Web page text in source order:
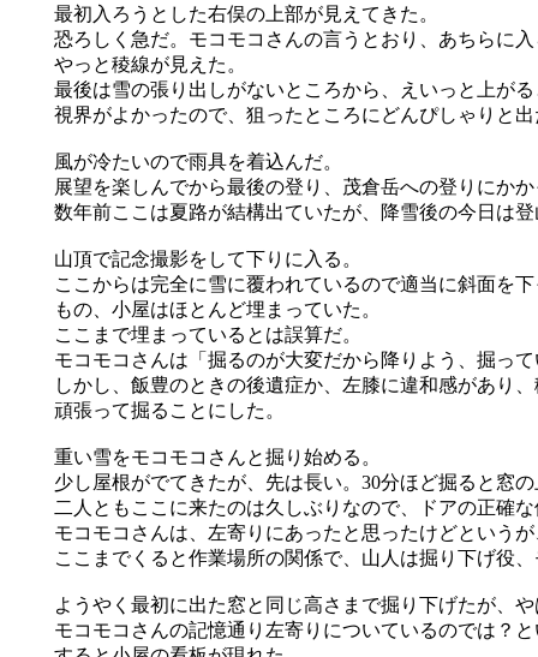
最初入ろうとした右俣の上部が見えてきた。
恐ろしく急だ。モコモコさんの言うとおり、あちらに
やっと稜線が見えた。
最後は雪の張り出しがないところから、えいっと上が
視界がよかったので、狙ったところにどんぴしゃりと
風が冷たいので雨具を着込んだ。
展望を楽しんでから最後の登り、茂倉岳への登りにか
数年前ここは夏路が結構出ていたが、降雪後の今日は
山頂で記念撮影をして下りに入る。
ここからは完全に雪に覆われているので適当に斜面を
もの、小屋はほとんど埋まっていた。
ここまで埋まっているとは誤算だ。
モコモコさんは「掘るのが大変だから降りよう、掘っ
しかし、飯豊のときの後遺症か、左膝に違和感があり
頑張って掘ることにした。
重い雪をモコモコさんと掘り始める。
少し屋根がでてきたが、先は長い。30分ほど掘ると窓
二人ともここに来たのは久しぶりなので、ドアの正確
モコモコさんは、左寄りにあったと思ったけどという
ここまでくると作業場所の関係で、山人は掘り下げ役
ようやく最初に出た窓と同じ高さまで掘り下げたが、
モコモコさんの記憶通り左寄りについているのでは？